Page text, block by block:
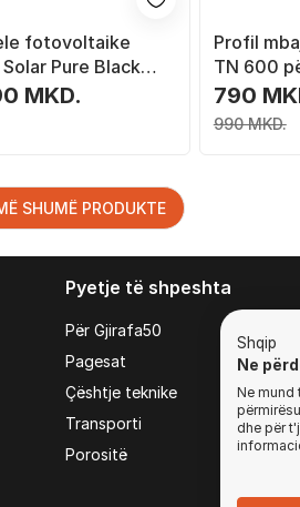
fotovoltaike
Pure Black
W, të zeza
MKD.
Profil
TN 600
790
990 MKD.
SHUMË PRODUKTE
Pyetje të shpeshta
Për Gjirafa50
Pagesat
Çështje teknike
Transporti
Porositë
Shqip
Ne
Ne mund
dhe për